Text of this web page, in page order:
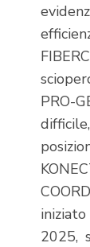
PRO-
2025,